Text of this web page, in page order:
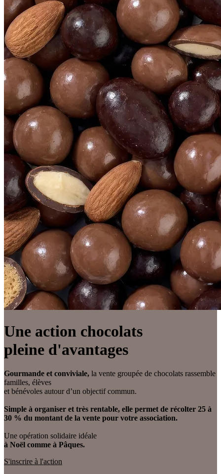
Une action chocolats
pleine d'avantages
Gourmande et conviviale, la vente groupée de chocolats rassemble
familles, élèves
et bénévoles autour d’un objectif commun.
Simple à organiser et très rentable, elle permet de récolter 25 à
30 % du montant de la vente pour votre association.
Une opération solidaire idéale
à Noël comme à Pâques.
S'inscrire à l'action